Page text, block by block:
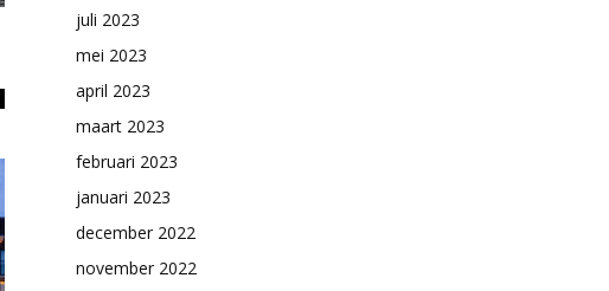
juli 2023
mei 2023
april 2023
maart 2023
februari 2023
januari 2023
december 2022
november 2022